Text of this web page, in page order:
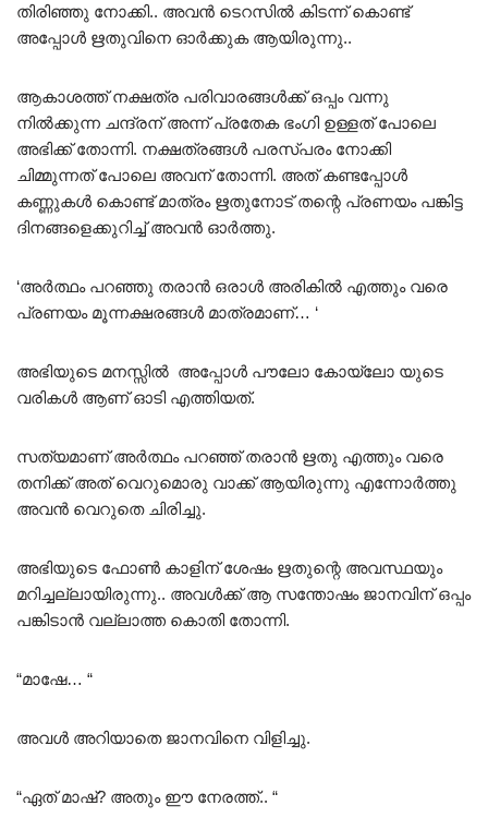
തിരിഞ്ഞു നോക്കി.. അവൻ ടെറസിൽ കിടന്ന് കൊണ്ട്
അപ്പോൾ ഋതുവിനെ ഓർക്കുക ആയിരുന്നു..
ആകാശത്ത് നക്ഷത്ര പരിവാരങ്ങൾക്ക് ഒപ്പം വന്നു
നിൽക്കുന്ന ചന്ദ്രന് അന്ന് പ്രതേക ഭംഗി ഉള്ളത് പോലെ
അഭിക്ക് തോന്നി. നക്ഷത്രങ്ങൾ പരസ്പരം നോക്കി
ചിമ്മുന്നത് പോലെ അവന് തോന്നി. അത് കണ്ടപ്പോൾ
കണ്ണുകൾ കൊണ്ട് മാത്രം ഋതുനോട് തന്റെ പ്രണയം പങ്കിട്ട
ദിനങ്ങളെക്കുറിച്ച് അവൻ ഓർത്തു.
‘അർത്ഥം പറഞ്ഞു തരാൻ ഒരാൾ അരികിൽ എത്തും വരെ
പ്രണയം മൂന്നക്ഷരങ്ങൾ മാത്രമാണ്… ‘
അഭിയുടെ മനസ്സിൽ അപ്പോൾ പൗലോ കോയ്ലോ യുടെ
വരികൾ ആണ് ഓടി എത്തിയത്.
സത്യമാണ് അർത്ഥം പറഞ്ഞ് തരാൻ ഋതു എത്തും വരെ
തനിക്ക് അത് വെറുമൊരു വാക്ക് ആയിരുന്നു എന്നോർത്തു
അവൻ വെറുതെ ചിരിച്ചു.
അഭിയുടെ ഫോൺ കാളിന് ശേഷം ഋതുന്റെ അവസ്ഥയും
മറിച്ചല്ലായിരുന്നു.. അവൾക്ക് ആ സന്തോഷം ജാനവിന് ഒപ്പം
പങ്കിടാൻ വല്ലാത്ത കൊതി തോന്നി.
“മാഷേ… “
അവൾ അറിയാതെ ജാനവിനെ വിളിച്ചു.
“ഏത് മാഷ്? അതും ഈ നേരത്ത്.. “